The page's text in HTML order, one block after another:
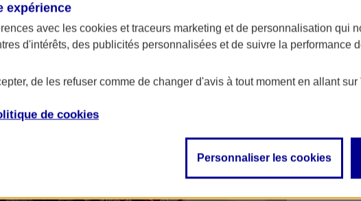
expérience
avec les cookies et traceurs marketing et de personnalisation qui
d'intérêts, des publicités personnalisées et de suivre la performance
de les refuser comme de changer d'avis à tout moment en allant sur
de cookies
Personnaliser les cookies